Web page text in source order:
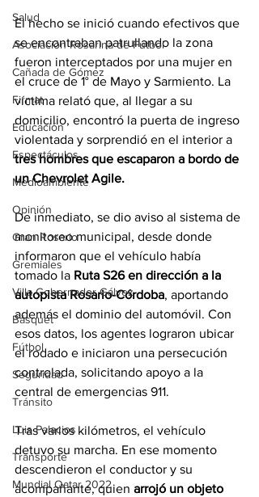
Salud
Asociación Rosarina de Fútbol
Cañada de Gómez
Firmat
Educación
Espectáculos
Medioambiente
Opinión
Gran Rosario
Gremiales
Villa Gobernador Gálvez
Básquet
Fútbol
Seguridad
Tránsito
Luis Palacios
Transporte
Mundial Qatar 2022
El hecho se inició cuando efectivos que
se encontraban patrullando la zona
fueron interceptados por una mujer en
el cruce de 1° de Mayo y Sarmiento. La
víctima relató que, al llegar a su
domicilio, encontró la puerta de ingreso
violentada y sorprendió en el interior a
tres hombres que escaparon a bordo de
un Chevrolet Agile.
De inmediato, se dio aviso al sistema de
monitoreo municipal, desde donde
informaron que el vehículo había
tomado la Ruta S26 en dirección a la
autopista Rosario-Córdoba, aportando
además el dominio del automóvil. Con
esos datos, los agentes lograron ubicar
el rodado e iniciaron una persecución
controlada, solicitando apoyo a la
central de emergencias 911.
Tras varios kilómetros, el vehículo
detuvo su marcha. En ese momento
descendieron el conductor y su
acompañante, quien arrojó un objeto